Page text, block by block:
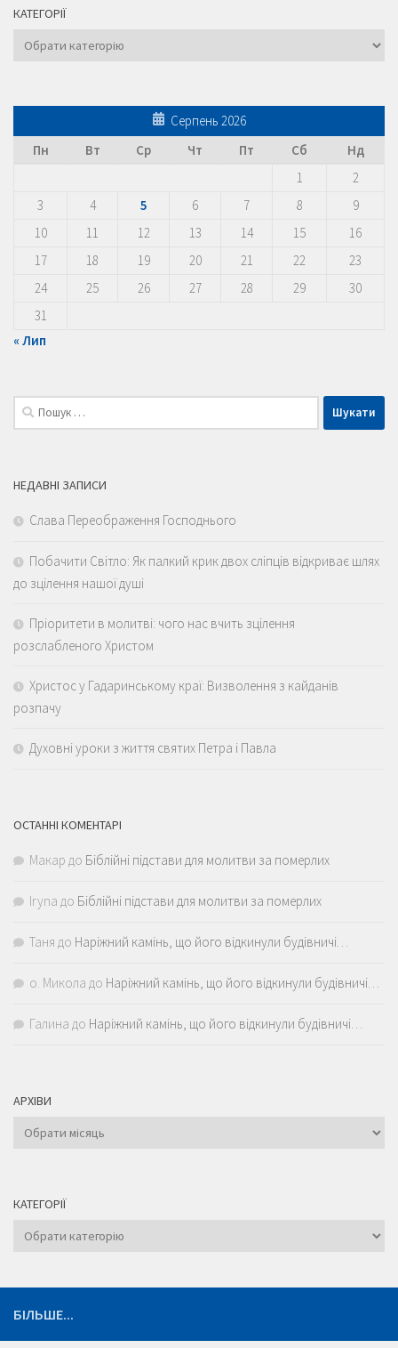
КАТЕГОРІЇ
Категорії
Серпень 2026
Пн
Вт Ср Чт Пт Сб
Нд
1
2
3
4 5 6 7 8
9
10
11 12 13 14 15
16
17
18 19 20 21 22
23
24
25 26 27 28 29
30
31
« Лип
Пошук:
НЕДАВНІ ЗАПИСИ
Слава Переображення Господнього
Побачити Світло: Як палкий крик двох сліпців відкриває шлях
до зцілення нашої душі
Пріоритети в молитві: чого нас вчить зцілення
розслабленого Христом
Христос у Гадаринському краї: Визволення з кайданів
розпачу
Духовні уроки з життя святих Петра і Павла
ОСТАННІ КОМЕНТАРІ
Макар до Біблійні підстави для молитви за померлих
Iryna до Біблійні підстави для молитви за померлих
Таня до Наріжний камінь, що його відкинули будівничі…
о. Микола до Наріжний камінь, що його відкинули будівничі…
Галина до Наріжний камінь, що його відкинули будівничі…
АРХІВИ
Архіви
КАТЕГОРІЇ
Категорії
БІЛЬШЕ...